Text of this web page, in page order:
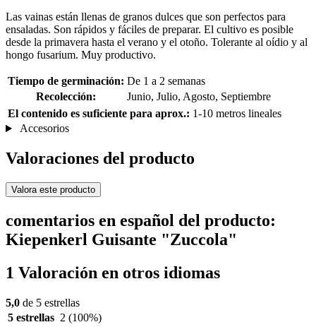
Las vainas están llenas de granos dulces que son perfectos para
ensaladas. Son rápidos y fáciles de preparar. El cultivo es posible
desde la primavera hasta el verano y el otoño. Tolerante al oídio y al
hongo fusarium. Muy productivo.
Tiempo de germinación: De 1 a 2 semanas
Recolección:
Junio, Julio, Agosto, Septiembre
El contenido es suficiente para aprox.: 1-10 metros lineales
Accesorios
Valoraciones del producto
Valora este producto
comentarios en español del producto:
Kiepenkerl Guisante "Zuccola"
1 Valoración en otros idiomas
5,0 de 5 estrellas
5 estrellas 2 (100%)